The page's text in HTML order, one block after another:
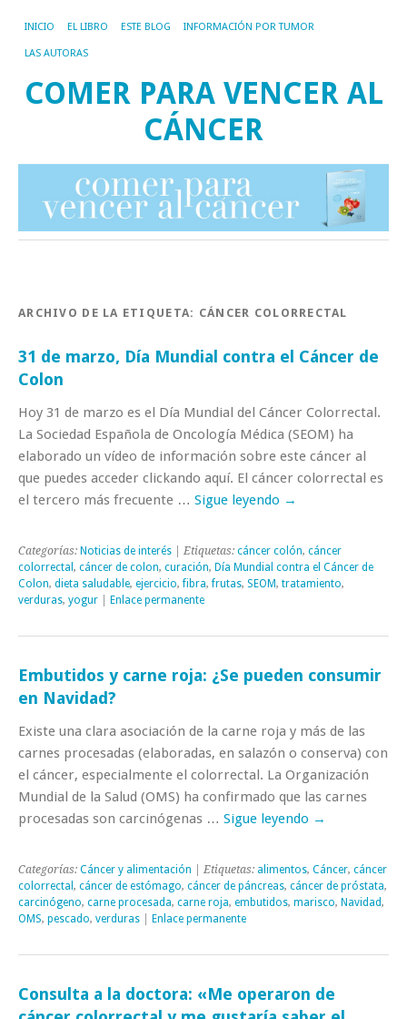
INICIO EL LIBRO ESTE BLOG INFORMACIÓN POR TUMOR
LAS AUTORAS
COMER PARA VENCER AL
CÁNCER
ARCHIVO DE LA ETIQUETA: CÁNCER COLORRECTAL
31 de marzo, Día Mundial contra el Cáncer de
Colon
Hoy 31 de marzo es el Día Mundial del Cáncer Colorrectal.
La Sociedad Española de Oncología Médica (SEOM) ha
elaborado un vídeo de información sobre este cáncer al
que puedes acceder clickando aquí. El cáncer colorrectal es
el tercero más frecuente … Sigue leyendo →
Categorías: Noticias de interés | Etiquetas: cáncer colón, cáncer
colorrectal , cáncer de colon, curación, Día Mundial contra el Cáncer de
Colon, dieta saludable, ejercicio,fibra,frutas, SEOM, tratamiento,
verduras, yogur Enlace permanente
Embutidos y carne roja: ¿Se pueden consumir
en Navidad?
Existe una clara asociación de la carne roja y más de las
carnes procesadas (elaboradas, en salazón o conserva) con
el cáncer, especialmente el colorrectal. La Organización
Mundial de la Salud (OMS) ha confirmado que las carnes
procesadas son carcinógenas … Sigue leyendo →
Categorías: Cáncer y alimentación | Etiquetas: alimentos, Cáncer, cáncer
colorrectal , cáncer de estómago, cáncer de páncreas, cáncer de próstata,
carcinógeno, carne procesada, carne roja, embutidos, marisco, Navidad,
OMS, pescado, verduras Enlace permanente
Consulta a la doctora: «Me operaron de